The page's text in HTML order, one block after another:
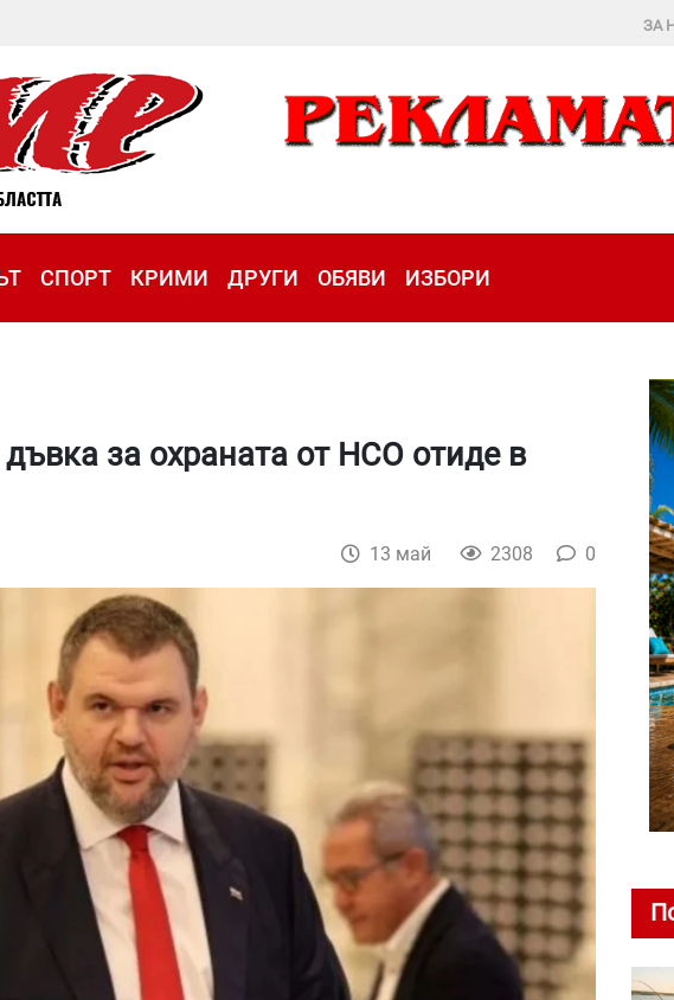
ЗА
СПОРТ КРИМИ ДРУГИ ОБЯВИ ИЗБОРИ
за охраната от НСО отиде в
13 май 2308 0